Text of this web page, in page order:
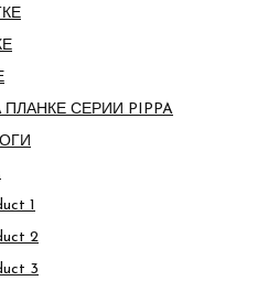
ПЛАНКЕ СЕРИИ PIPPA
1
2
3